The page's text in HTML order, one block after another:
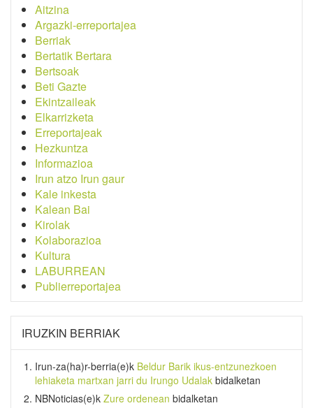
Aitzina
Argazki-erreportajea
Berriak
Bertatik Bertara
Bertsoak
Beti Gazte
Ekintzaileak
Elkarrizketa
Erreportajeak
Hezkuntza
Informazioa
Irun atzo Irun gaur
Kale inkesta
Kalean Bai
Kirolak
Kolaborazioa
Kultura
LABURREAN
Publierreportajea
IRUZKIN BERRIAK
Irun-za(ha)r-berria(e)k Beldur Barik ikus-entzunezkoen
lehiaketa martxan jarri du Irungo Udalak bidalketan
NBNoticias(e)k Zure ordenean bidalketan